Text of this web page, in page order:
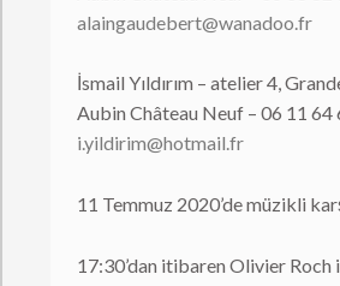
alaingaudebert@wanadoo.fr
İsmail Yıldırım – atelier 4,
Aubin Château Neuf – 06 11 64
i.yildirim@hotmail.fr
11 Temmuz 2020’de müzikli
17:30’dan itibaren Olivier Roch